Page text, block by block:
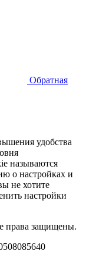
Обратная
удобства
называются
о настройках и
не хотите
настройки
права защищены.